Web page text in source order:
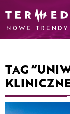
TAG